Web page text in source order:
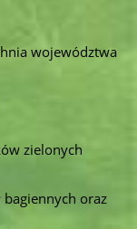
województwa
zielonych
oraz